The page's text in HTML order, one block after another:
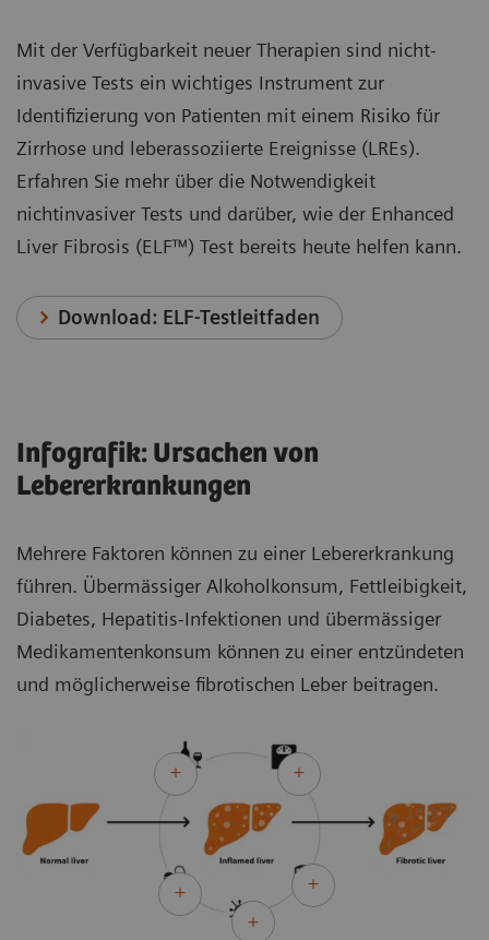
Mit der Verfügbarkeit neuer Therapien sind nicht-
invasive Tests ein wichtiges Instrument zur
Identifizierung von Patienten mit einem Risiko für
Zirrhose und leberassoziierte Ereignisse (LREs).
Erfahren Sie mehr über die Notwendigkeit
nichtinvasiver Tests und darüber, wie der Enhanced
Liver Fibrosis (ELF™) Test bereits heute helfen kann.
Download: ELF-Testleitfaden
Infografik: Ursachen von
Lebererkrankungen
Mehrere Faktoren können zu einer Lebererkrankung
führen. Übermässiger Alkoholkonsum, Fettleibigkeit,
Diabetes, Hepatitis-Infektionen und übermässiger
Medikamentenkonsum können zu einer entzündeten
und möglicherweise fibrotischen Leber beitragen.